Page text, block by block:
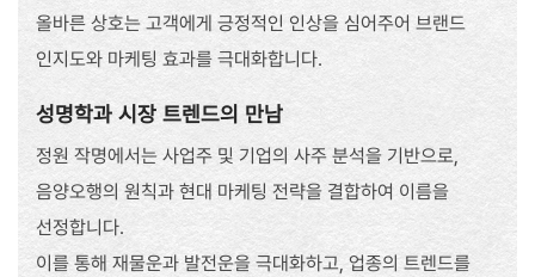
올바른 상호는 고객에게 긍정적인 인상을 심어주어 브랜드
인지도와 마케팅 효과를 극대화합니다.
성명학과 시장 트렌드의 만남
정원 작명에서는 사업주 및 기업의 사주 분석을 기반으로,
음양오행의 원칙과 현대 마케팅 전략을 결합하여 이름을
선정합니다.
이를 통해 재물운과 발전운을 극대화하고, 업종의 트렌드를